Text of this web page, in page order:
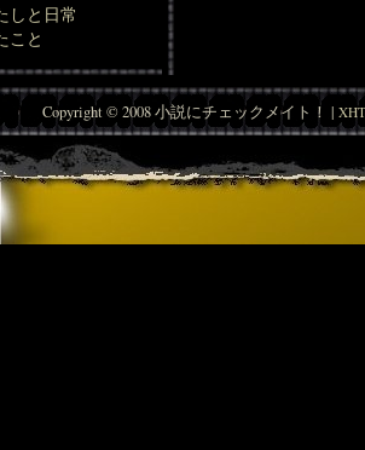
しと日常
こと
Copyright © 2008 小説にチェックメイト！ |